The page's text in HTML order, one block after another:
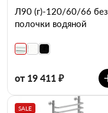
Л90 (г)-120/60/66 без
полочки водяной
от 19 411 ₽
SALE